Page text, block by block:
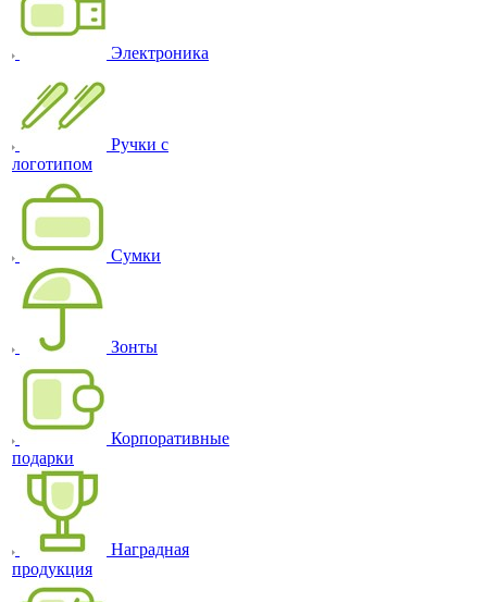
Электроника
Ручки с
логотипом
Сумки
Зонты
Корпоративные
подарки
Наградная
продукция